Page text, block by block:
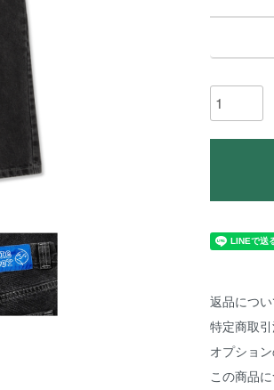
返品につい
特定商取
オプショ
この商品